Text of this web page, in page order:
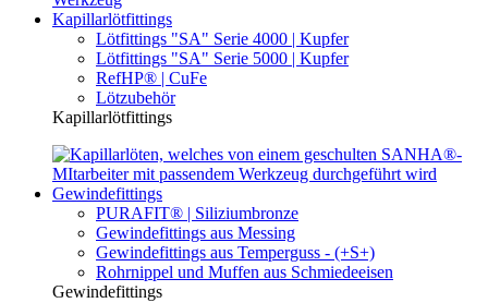
Kapillarlötfittings
Lötfittings "SA" Serie 4000 | Kupfer
Lötfittings "SA" Serie 5000 | Kupfer
RefHP® | CuFe
Lötzubehör
Kapillarlötfittings
Gewindefittings
PURAFIT® | Siliziumbronze
Gewindefittings aus Messing
Gewindefittings aus Temperguss - (+S+)
Rohrnippel und Muffen aus Schmiedeeisen
Gewindefittings